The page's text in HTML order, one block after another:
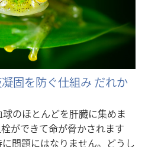
固を防ぐ仕組み だれか
のほとんどを肝臓に集めま
ができて命が脅かされます
問題にはなりません。どうし